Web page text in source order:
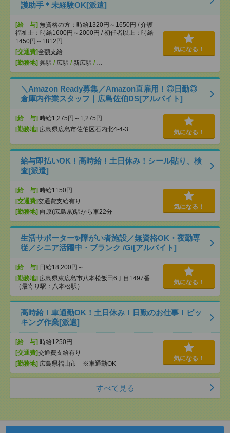
護助手＊未経験OK[派遣]
[給 与] 無資格の方：時給1320円～1650円 / 介護
福祉士：時給1600円～2000円 / 初任者以上：時給
1450円～1812円
[交通費]全額支給
[勤務地] 呉駅 / 広駅 / 新広駅 / …
気になる！
＼Amazon Ready募集／Amazon直雇用！◎日勤◎
倉庫内作業スタッフ｜広島佐伯DS[アルバイト]
[給 与] 時給1,275円～1,275円
[勤務地] 広島県広島市佐伯区石内北4-4-3 気になる！
給与即払いOK！高時給！土日休み！シール貼り、検
査[派遣]
[給 与] 時給1150円
[交通費]交通費支給有り
[勤務地] 向原(広島県)駅から車22分
気になる！
生活サポーター✨障がい者施設／無資格OK・夜勤専
従／シニア活躍中・ブランク /Gi[アルバイト]
[給 与] 日給18,200円～
[勤務地] 広島県東広島市八本松飯田6丁目1497番
（最寄り駅：八本松駅）
気になる！
高時給！車通勤OK！土日休み！日勤のお仕事！ピッ
キング作業[派遣]
[給 与] 時給1250円
[交通費]交通費支給有り
[勤務地] 広島県福山市 ※車通勤OK
気になる！
すべて見る